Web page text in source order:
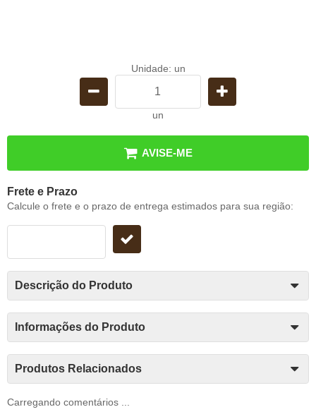
Unidade: un
un
AVISE-ME
Frete e Prazo
Calcule o frete e o prazo de entrega estimados para sua região:
Descrição do Produto
Informações do Produto
Produtos Relacionados
Carregando comentários ...